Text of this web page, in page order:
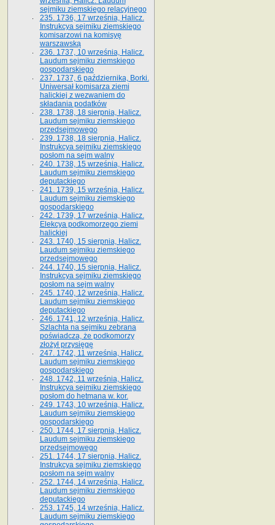
sejmiku ziemskiego relacyjnego
235. 1736, 17 września, Halicz.
Instrukcya sejmiku ziemskiego
komisarzowi na komisyę
warszawską
236. 1737, 10 września, Halicz.
Laudum sejmiku ziemskiego
gospodarskiego
237. 1737, 6 października, Borki.
Uniwersał komisarza ziemi
halickiej z wezwaniem do
składania podatków
238. 1738, 18 sierpnia, Halicz.
Laudum sejmiku ziemskiego
przedsejmowego
239. 1738, 18 sierpnia, Halicz.
Instrukcya sejmiku ziemskiego
posłom na sejm walny
240. 1738, 15 września, Halicz.
Laudum sejmiku ziemskiego
deputackiego
241. 1739, 15 września, Halicz.
Laudum sejmiku ziemskiego
gospodarskiego
242. 1739, 17 września, Halicz.
Elekcya podkomorzego ziemi
halickiej
243. 1740, 15 sierpnia, Halicz.
Laudum sejmiku ziemskiego
przedsejmowego
244. 1740, 15 sierpnia, Halicz.
Instrukcya sejmiku ziemskiego
posłom na sejm walny
245. 1740, 12 września, Halicz.
Laudum sejmiku ziemskiego
deputackiego
246. 1741, 12 września, Halicz.
Szlachta na sejmiku zebrana
poświadcza, że podkomorzy
złożył przysięgę
247. 1742, 11 września, Halicz.
Laudum sejmiku ziemskiego
gospodarskiego
248. 1742, 11 września, Halicz.
Instrukcya sejmiku ziemskiego
posłom do hetmana w. kor.
249. 1743, 10 września, Halicz.
Laudum sejmiku ziemskiego
gospodarskiego
250. 1744, 17 sierpnia, Halicz.
Laudum sejmiku ziemskiego
przedsejmowego
251. 1744, 17 sierpnia, Halicz.
Instrukcya sejmiku ziemskiego
posłom na sejm walny
252. 1744, 14 września, Halicz.
Laudum sejmiku ziemskiego
deputackiego
253. 1745, 14 września, Halicz.
Laudum sejmiku ziemskiego